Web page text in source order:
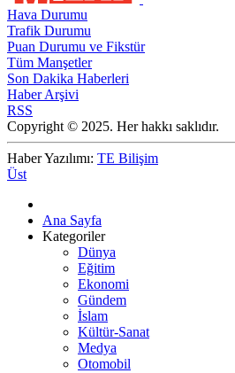
Hava Durumu
Trafik Durumu
Puan Durumu ve Fikstür
Tüm Manşetler
Son Dakika Haberleri
Haber Arşivi
RSS
Copyright © 2025. Her hakkı saklıdır.
Haber Yazılımı: TE Bilişim
Üst
Ana Sayfa
Kategoriler
Dünya
Eğitim
Ekonomi
Gündem
İslam
Kültür-Sanat
Medya
Otomobil